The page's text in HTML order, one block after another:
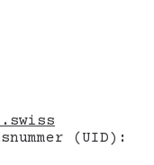
(UID):